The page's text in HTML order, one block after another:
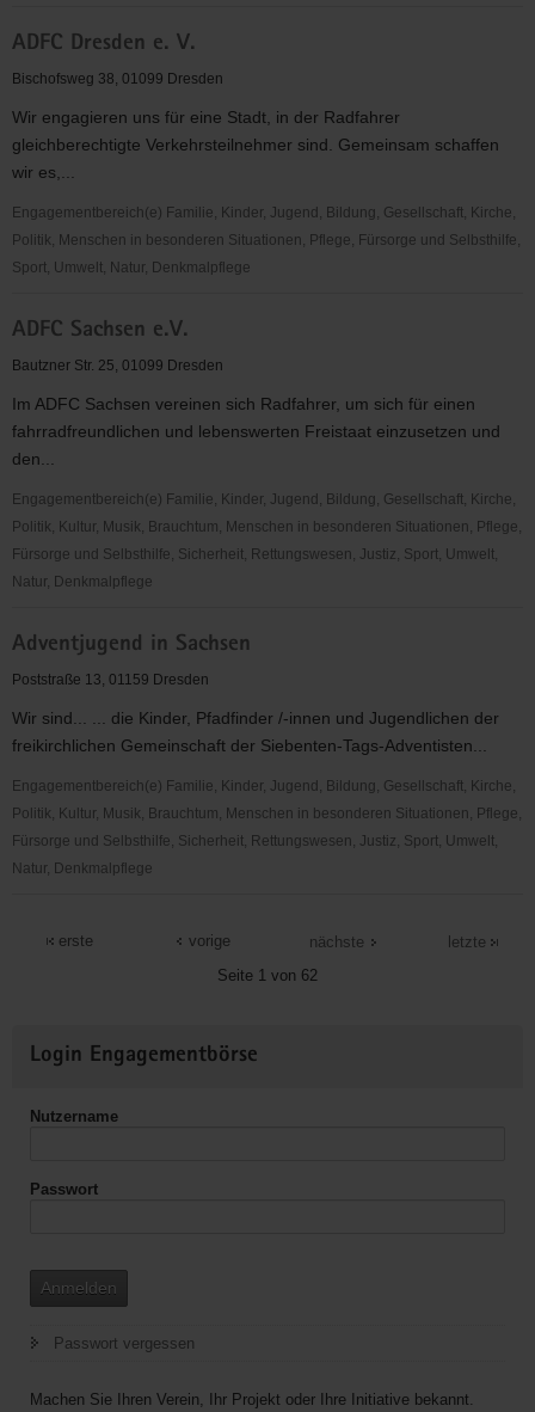
Rennrodel,
Skeleton
Bobsport
des
Dresdner
SC
1898
e.V.
ADFC Dresden e. V.
Bischofsweg 38, 01099 Dresden
Wir engagieren uns für eine Stadt, in der Radfahrer
gleichberechtigte Verkehrsteilnehmer sind. Gemeinsam schaffen
wir es,...
Engagementbereich(e) Familie, Kinder, Jugend, Bildung, Gesellschaft, Kirche,
Politik, Menschen in besonderen Situationen, Pflege, Fürsorge und Selbsthilfe,
Sport, Umwelt, Natur, Denkmalpflege
Dresden
e.
ADFC Sachsen e.V.
Bautzner Str. 25, 01099 Dresden
Im ADFC Sachsen vereinen sich Radfahrer, um sich für einen
fahrradfreundlichen und lebenswerten Freistaat einzusetzen und
den...
Engagementbereich(e) Familie, Kinder, Jugend, Bildung, Gesellschaft, Kirche,
Politik, Kultur, Musik, Brauchtum, Menschen in besonderen Situationen, Pflege,
Fürsorge und Selbsthilfe, Sicherheit, Rettungswesen, Justiz, Sport, Umwelt,
Natur, Denkmalpflege
Sachsen
e.V.
Adventjugend in Sachsen
Poststraße 13, 01159 Dresden
Wir sind... ... die Kinder, Pfadfinder /-innen und Jugendlichen der
freikirchlichen Gemeinschaft der Siebenten-Tags-Adventisten...
Engagementbereich(e) Familie, Kinder, Jugend, Bildung, Gesellschaft, Kirche,
Politik, Kultur, Musik, Brauchtum, Menschen in besonderen Situationen, Pflege,
Fürsorge und Selbsthilfe, Sicherheit, Rettungswesen, Justiz, Sport, Umwelt,
Natur, Denkmalpflege
erste
vorige
Seite 1 von 62
nächste letzte
Informationen
Login Engagementbörse
Nutzername
Passwort
Anmelden
Passwort vergessen
Machen Sie Ihren Verein, Ihr Projekt oder Ihre Initiative bekannt.